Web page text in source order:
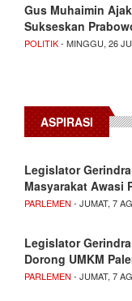
Gus Muhaimin
Sukseskan
POLITIK- MINGGU, 26
ASPIRASI
Legislator
Masyarakat Awasi
PARLEMEN - JUMAT, 7
Legislator
Dorong UMKM
PARLEMEN - JUMAT, 7